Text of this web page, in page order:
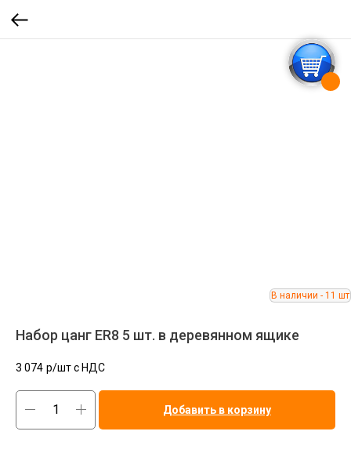
Набор цанг ER8 5 шт. в деревянном ящике
3 074 р/шт c НДС
Добавить в корзину